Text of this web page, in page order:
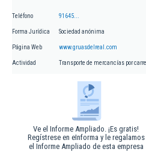
Teléfono 91645...
Forma Jurídica Sociedad anónima
Página Web www.gruasdelreal.com
Actividad Transporte de mercancías por
Ve el Informe Ampliado. ¡Es gratis!
Regístrese en eInforma y le regalamos
el Informe Ampliado de esta empresa